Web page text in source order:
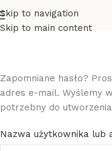
Skip to navigation
Skip to main content
Zapomniane hasło?
adres e-mail. Wyślemy
potrzebny do
Nazwa użytkownika lub